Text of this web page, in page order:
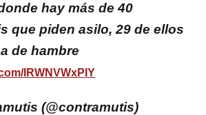
hay más de 40
que piden asilo, 29 de ellos
de hambre
IRWNVWxPIY
(@contramutis)